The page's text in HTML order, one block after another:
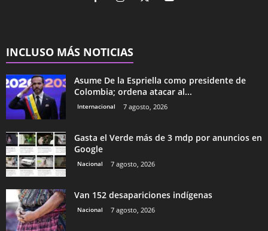
INCLUSO MÁS NOTICIAS
Asume De la Espriella como presidente de
Colombia; ordena atacar al...
Internacional 7 agosto, 2026
Gasta el Verde más de 3 mdp por anuncios en
Google
Nacional 7 agosto, 2026
Van 152 desapariciones indígenas
Nacional 7 agosto, 2026